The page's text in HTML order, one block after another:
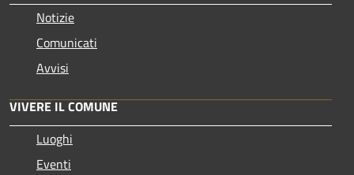
Notizie
Comunicati
Avvisi
VIVERE IL COMUNE
Luoghi
Eventi